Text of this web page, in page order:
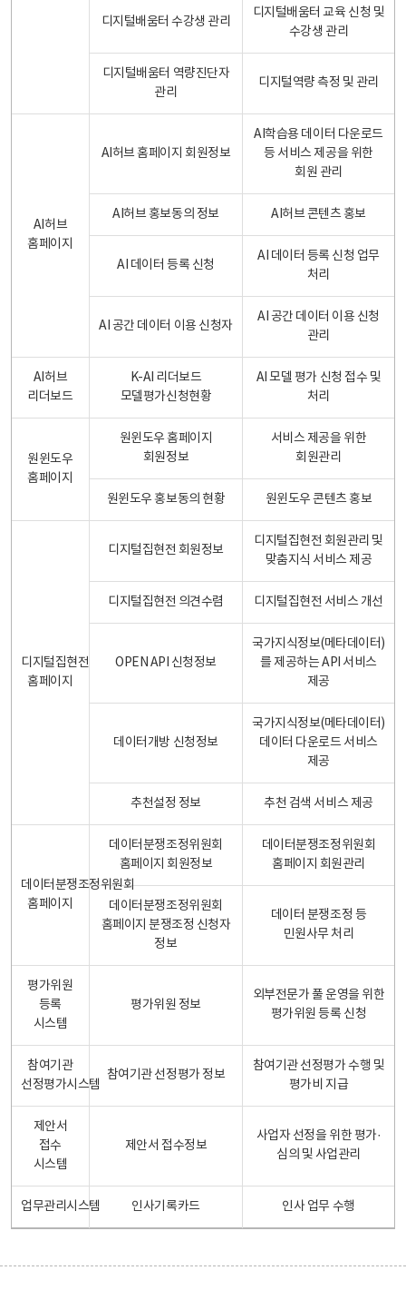
디지털배움터 수강생 관리
디지털배움터 교육 신청 및
수강생 관리
디지털배움터 역량진단자
관리
디지털역량 측정 및 관리
AI허브
홈페이지
AI허브 홈페이지 회원정보
AI학습용 데이터 다운로드
등 서비스 제공을 위한
회원 관리
AI허브 홍보동의 정보 AI허브 콘텐츠 홍보
AI 데이터 등록 신청
AI 데이터 등록 신청 업무
처리
AI 공간 데이터 이용 신청자
AI 공간 데이터 이용 신청
관리
AI허브
리더보드
K-AI 리더보드
모델평가신청현황
AI 모델 평가 신청 접수 및
처리
원윈도우
홈페이지
원윈도우 홈페이지
회원정보
서비스 제공을 위한
회원관리
원윈도우 홍보동의 현황 원윈도우 콘텐츠 홍보
디지털집현전
홈페이지
디지털집현전 회원정보
디지털집현전 회원관리 및
맞춤지식 서비스 제공
디지털집현전 의견수렴 디지털집현전 서비스 개선
OPEN API 신청정보
국가지식정보(메타데이터)
를 제공하는 API 서비스
제공
데이터개방 신청정보
국가지식정보(메타데이터)
데이터 다운로드 서비스
제공
추천설정 정보 추천 검색 서비스 제공
데이터분쟁조정위원회
홈페이지
데이터분쟁조정위원회
홈페이지 회원정보
데이터분쟁조정위원회
홈페이지 회원관리
데이터분쟁조정위원회
홈페이지 분쟁조정 신청자
정보
데이터 분쟁조정 등
민원사무 처리
평가위원
등록
시스템
평가위원 정보
외부전문가 풀 운영을 위한
평가위원 등록 신청
참여기관
선정평가시스템
참여기관 선정평가 정보
참여기관 선정평가 수행 및
평가비 지급
제안서
접수
시스템
제안서 접수정보
사업자 선정을 위한 평가·
심의 및 사업관리
업무관리시스템 인사기록카드 인사 업무 수행